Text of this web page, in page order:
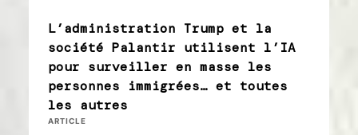
L’administration Trump et la
société Palantir utilisent l’IA
pour surveiller en masse les
personnes immigrées… et toutes
les autres
ARTICLE